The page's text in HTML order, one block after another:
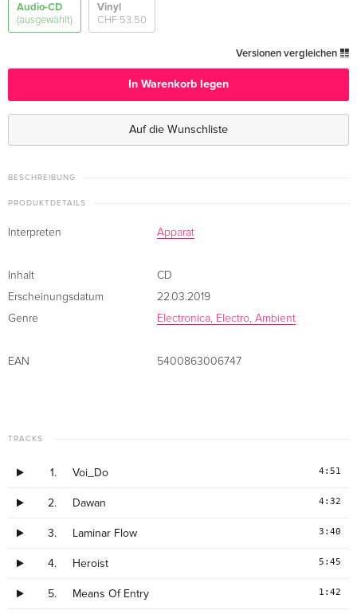
Audio-CD
(ausgewählt)
Vinyl
CHF 53.50
Versionen vergleichen
In Warenkorb legen
Auf die Wunschliste
BESCHREIBUNG
PRODUKTDETAILS
Interpreten Apparat
Inhalt
CD
Erscheinungsdatum
22.03.2019
Genre
Electronica, Electro, Ambient
EAN 5400863006747
TRACKS
1. Voi_Do 4:51
2. Dawan 4:32
3. Laminar Flow 3:40
4. Heroist 5:45
5. Means Of Entry 1:42